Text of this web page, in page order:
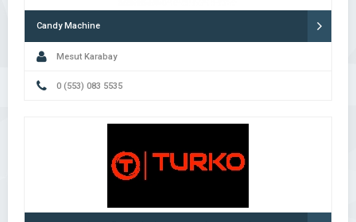
Candy Machine
Mesut Karabay
0 (553) 083 5535